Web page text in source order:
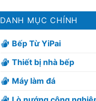
DANH MỤC CHÍNH
Bếp Từ YiPai
Thiết bị nhà bếp
Máy làm đá